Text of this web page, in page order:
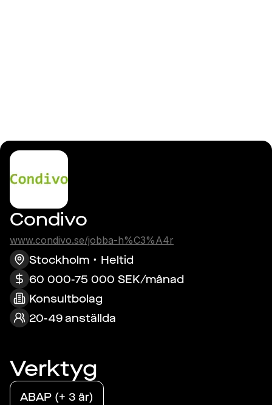
Condivo
www.condivo.se/jobba-h%C3%A4r
Stockholm
Heltid
60 000-75 000 SEK/månad
Konsultbolag
20-49 anställda
Verktyg
ABAP (+ 3 år)